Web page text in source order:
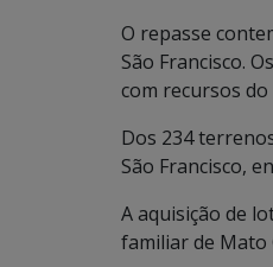
O repasse
São Francisco.
com recursos
Dos 234
São Francisco,
A aquisição de
familiar de Mato